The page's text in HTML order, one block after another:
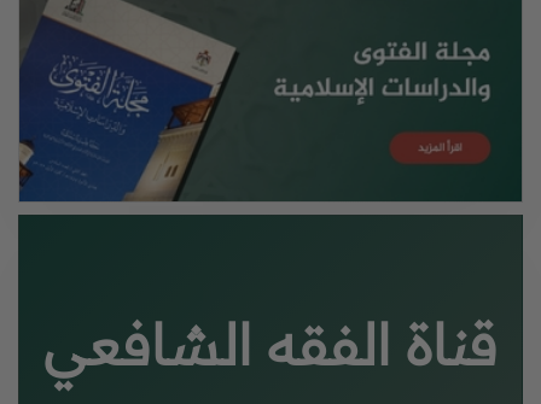
قناة الفقه الشافعي